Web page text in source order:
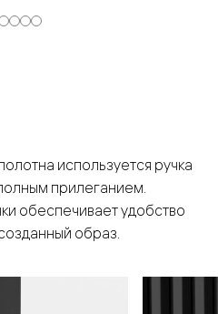
используется ручка
прилеганием.
обеспечивает удобство
образ.